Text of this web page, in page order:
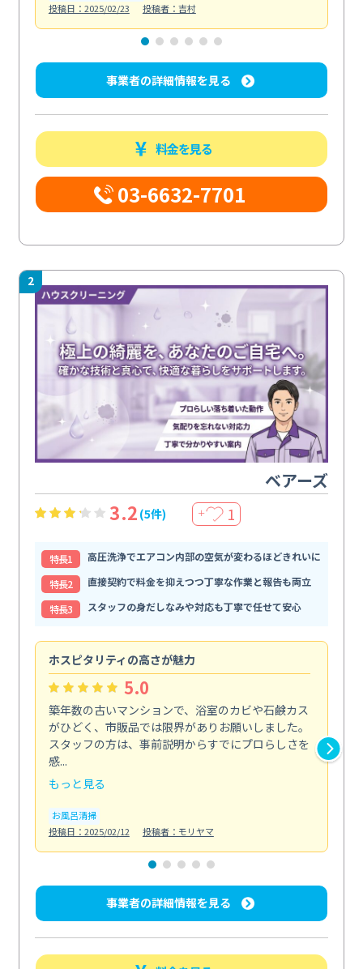
投稿日：2025/02/23
投稿者：吉村
事業者の詳細情報を見る
料金を見る
03-6632-7701
2
ベアーズ
3.2 (5件) ＋ 1
特⻑1
高圧洗浄でエアコン内部の空気が変わるほどきれいに
特⻑2
直接契約で料金を抑えつつ丁寧な作業と報告も両立
特⻑3
スタッフの身だしなみや対応も丁寧で任せて安心
ホスピタリティの高さが魅力
5.0
築年数の古いマンションで、浴室のカビや石鹸カス
がひどく、市販品では限界がありお願いしました。
スタッフの方は、事前説明からすでにプロらしさを
感...
もっと見る
お風呂清掃
投稿日：2025/02/12
投稿者：モリヤマ
事業者の詳細情報を見る